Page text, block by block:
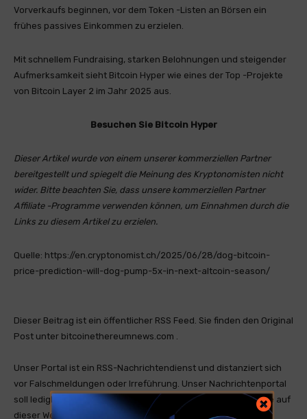
Vorverkaufs beginnen, vor dem Token -Listen an Börsen ein
frühes passives Einkommen zu erzielen.
Mit schnellem Fundraising, starken Belohnungen und steigender
Aufmerksamkeit sieht Bitcoin Hyper wie eines der Top -Projekte
von Bitcoin Layer 2 im Jahr 2025 aus.
Besuchen Sie Bitcoin Hyper
Dieser Artikel wurde von einem unserer kommerziellen Partner
bereitgestellt und spiegelt die Meinung des Kryptonomisten nicht
wider. Bitte beachten Sie, dass unsere kommerziellen Partner
Affiliate -Programme verwenden können, um Einnahmen durch die
Links zu diesem Artikel zu erzielen.
Quelle: https://en.cryptonomist.ch/2025/06/28/dog-bitcoin-
price-prediction-will-dog-pump-5x-in-next-altcoin-season/
Dieser Beitrag ist ein öffentlicher RSS Feed. Sie finden den Original
Post unter bitcoinethereumnews.com .
Unser Portal ist ein RSS-Nachrichtendienst und distanziert sich
vor Falschmeldungen oder Irreführung. Unser Nachrichtenportal
soll lediglich zum Informationsaustausch genutzt werden. Die auf
dieser Website bereitgestellten Informationen stellen keine